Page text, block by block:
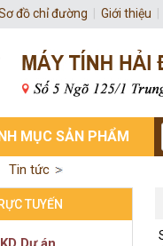
MỤC SẢN PHẨM
Tin tức
TUYẾN
đồ chỉ đường Giới thiệu